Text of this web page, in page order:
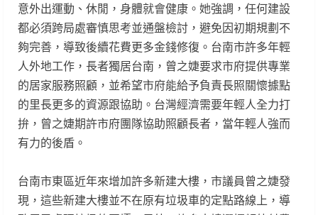
意外出運動、休閒，身體就會健康。她強調，任何建設
都必須跨局處審慎思考並通盤檢討，避免因初期規劃不
夠完善，導致後續花費更多金錢修復。台南市許多年輕
人外地工作，長者獨居台南，曾之婕要求市府提供專業
的居家服務照顧，並希望市府能給予負責長照關懷據點
的里長更多的資源跟協助。台灣經濟需要年輕人全力打
拚，曾之婕期許市府團隊協助照顧長者，當年輕人強而
有力的後盾。
台南市東區近年來增加許多新建大樓，市議員曾之婕發
現，這些新建大樓並不在原有垃圾車的定點路線上，導